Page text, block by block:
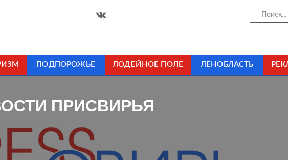
ПОДПОРОЖЬЕ ЛОДЕЙНОЕ ПОЛЕ ЛЕНОБЛАСТЬ
ПРИСВИРЬЯ